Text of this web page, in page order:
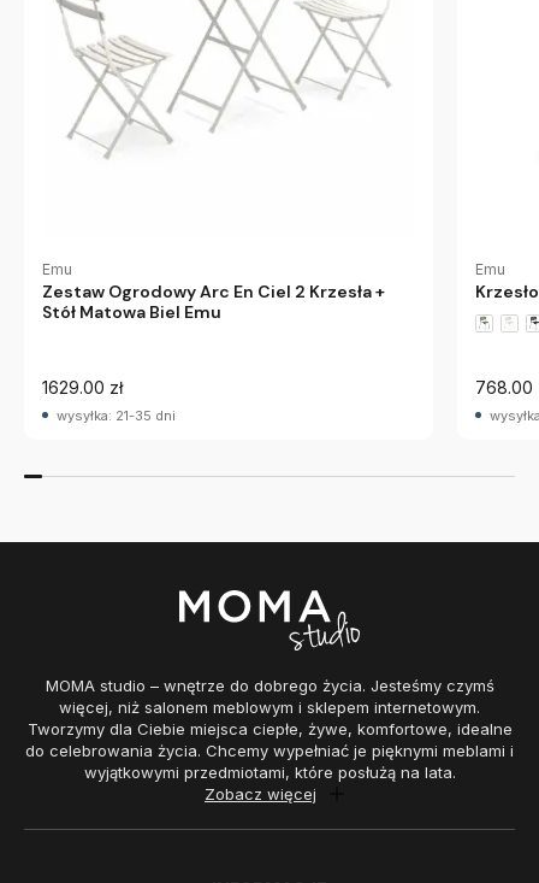
Emu
Zestaw Ogrodowy Arc En Ciel 2 Krzesła +
Stół Matowa Biel Emu
1629.00 zł
wysyłka: 21-35 dni
Emu
768.00
MOMA studio – wnętrze do dobrego życia. Jesteśmy czymś
więcej, niż salonem meblowym i sklepem internetowym.
Tworzymy dla Ciebie miejsca ciepłe, żywe, komfortowe, idealne
do celebrowania życia. Chcemy wypełniać je pięknymi meblami i
wyjątkowymi przedmiotami, które posłużą na lata.
Zobacz więcej